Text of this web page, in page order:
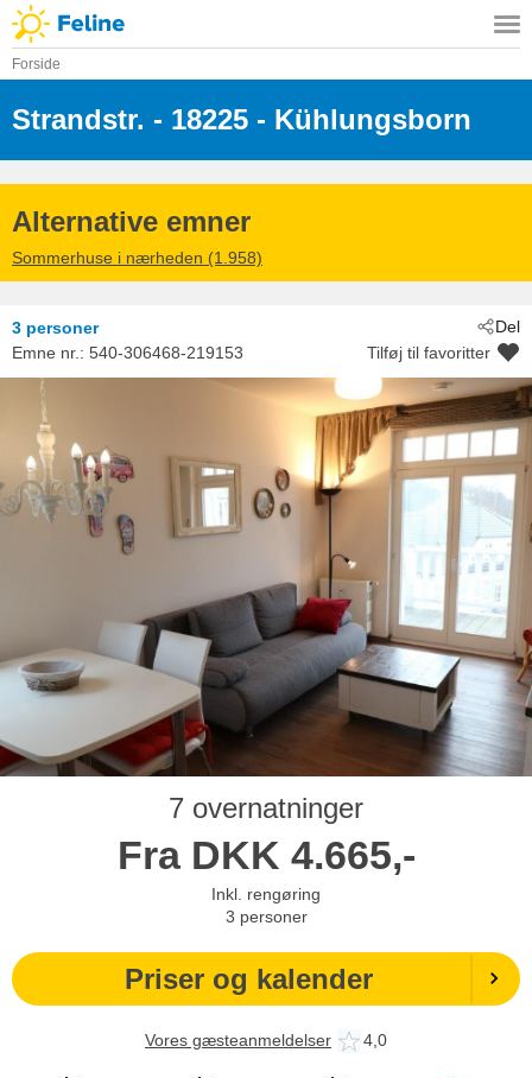
Forside
Strandstr. - 18225 - Kühlungsborn
Alternative emner
Sommerhuse i nærheden (1.958)
Del
3 personer
Emne nr.: 540-306468-219153 Tilføj til favoritter
7 overnatninger
Fra DKK 4.665,-
Inkl. rengøring
3 personer
Priser og kalender
Vores gæsteanmeldelser 4,0